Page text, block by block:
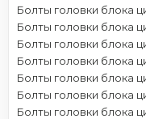
Болты головки блока
Болты головки блока
Болты головки блока
Болты головки блока
Болты головки блока
Болты головки блока
Болты головки блока